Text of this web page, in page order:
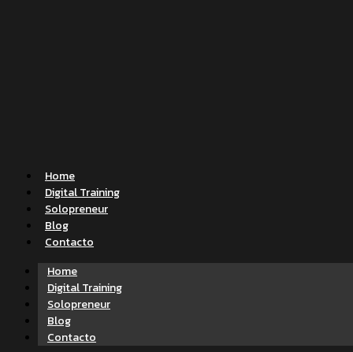
Home
Digital Training
Solopreneur
Blog
Contacto
Home
Digital Training
Solopreneur
Blog
Contacto